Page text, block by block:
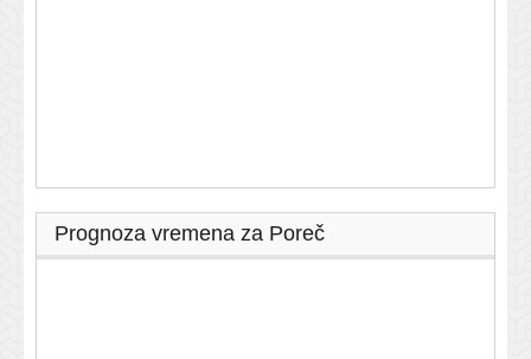
Prognoza vremena za Poreč